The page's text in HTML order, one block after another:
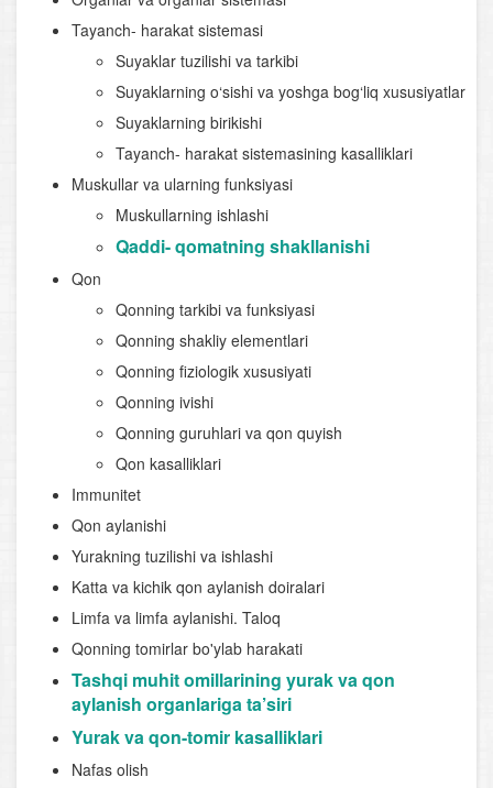
Tayanch- harakat sistemasi
Suyaklar tuzilishi va tarkibi
Suyaklarning o‘sishi va yoshga bog‘liq xususiyatlar
Suyaklarning birikishi
Tayanch- harakat sistemasining kasalliklari
Muskullar va ularning funksiyasi
Muskullarning ishlashi
Qaddi- qomatning shakllanishi
Qon
Qonning tarkibi va funksiyasi
Qonning shakliy elementlari
Qonning fiziologik xususiyati
Qonning ivishi
Qonning guruhlari va qon quyish
Qon kasalliklari
Immunitet
Qon aylanishi
Yurakning tuzilishi va ishlashi
Katta va kichik qon aylanish doiralari
Limfa va limfa aylanishi. Taloq
Qonning tomirlar bo'ylab harakati
Tashqi muhit omillarining yurak va qon
aylanish organlariga ta’siri
Yurak va qon-tomir kasalliklari
Nafas olish